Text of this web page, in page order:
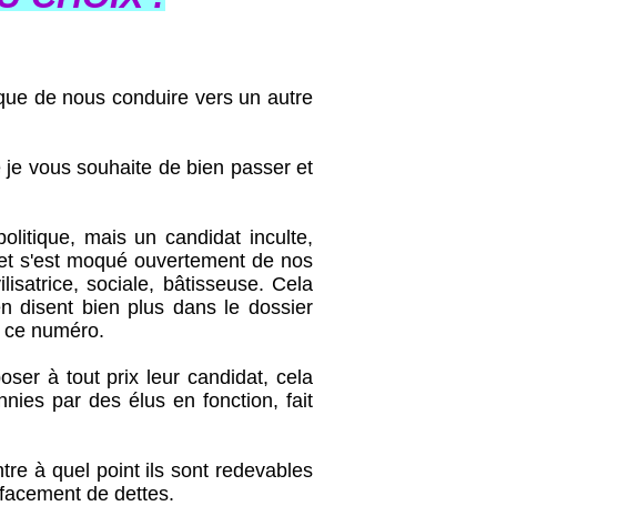
de nous conduire vers un autre
vous souhaite de bien passer et
mais un candidat inculte,
s'est moqué ouvertement de nos
sociale, bâtisseuse. Cela
disent bien plus dans le dossier
numéro.
à tout prix leur candidat, cela
par des élus en fonction, fait
à quel point ils sont redevables
de dettes.